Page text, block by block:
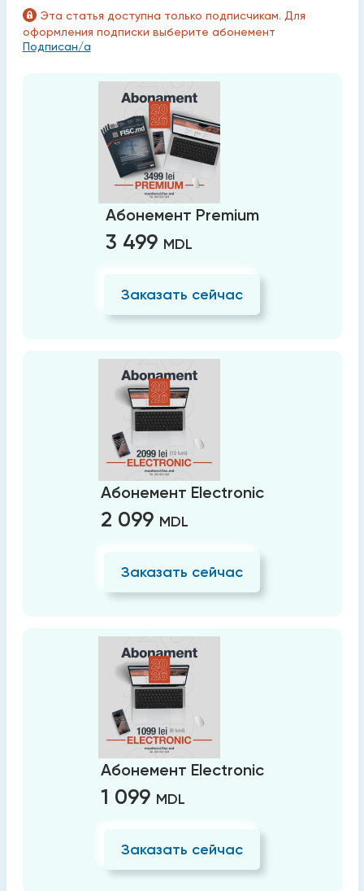
Эта статья доступна только подписчикам. Для
оформления подписки выберите абонемент
Подписан/а
Абонемент Premium
3 499 MDL
Заказать сейчас
Абонемент Electronic
2 099 MDL
Заказать сейчас
Абонемент Electronic
1 099 MDL
Заказать сейчас